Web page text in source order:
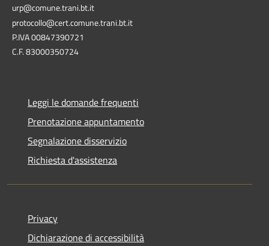
urp@comune.trani.bt.it
protocollo@cert.comune.trani.bt.it
P.IVA 00847390721
C.F. 83000350724
Leggi le domande frequenti
Prenotazione appuntamento
Segnalazione disservizio
Richiesta d'assistenza
Privacy
Dichiarazione di accessibilità